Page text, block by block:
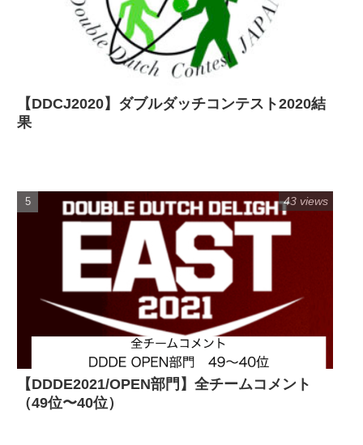
【DDCJ2020】ダブルダッチコンテスト2020結
果
【DDDE2021/OPEN部門】全チームコメント
（49位〜40位）
43 views